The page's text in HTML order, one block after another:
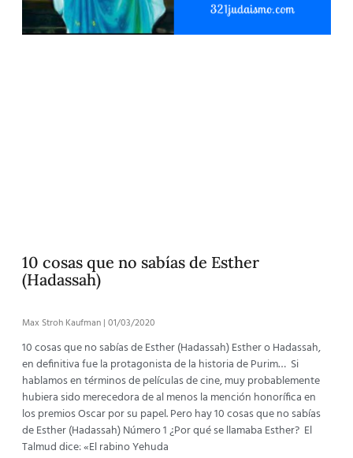
10 cosas que no sabías de Esther
(Hadassah)
Max Stroh Kaufman 01/03/2020
10 cosas que no sabías de Esther (Hadassah) Esther o Hadassah,
en definitiva fue la protagonista de la historia de Purim… Si
hablamos en términos de películas de cine, muy probablemente
hubiera sido merecedora de al menos la mención honorífica en
los premios Oscar por su papel. Pero hay 10 cosas que no sabías
de Esther (Hadassah) Número 1 ¿Por qué se llamaba Esther? El
Talmud dice: «El rabino Yehuda